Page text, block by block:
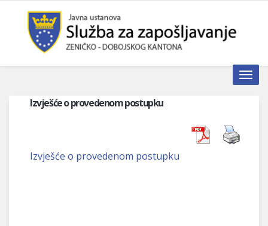
Toggle
Izvješće o provedenom postupku
Izvješće o provedenom postupku